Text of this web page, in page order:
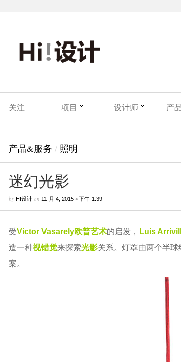
关注 项目 设计师 产
产品&服务 / 照明
迷幻光影
by HI设计on 11 月 4, 2015•下午 1:39
受Victor Vasarely欧普艺术的启发， Luis
造一种视错觉来探索光影关系。灯罩由两个半
案。